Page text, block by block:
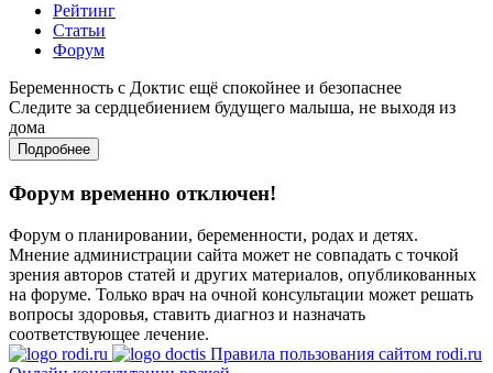
Рейтинг
Статьи
Форум
Беременность с Доктис ещё спокойнее и безопаснее
Следите за сердцебиением будущего малыша, не выходя из
дома
Подробнее
Форум временно отключен!
Форум о планировании, беременности, родах и детях.
Мнение администрации сайта может не совпадать с точкой
зрения авторов статей и других материалов, опубликованных
на форуме. Только врач на очной консультации может решать
вопросы здоровья, ставить диагноз и назначать
соответствующее лечение.
Правила пользования сайтом rodi.ru